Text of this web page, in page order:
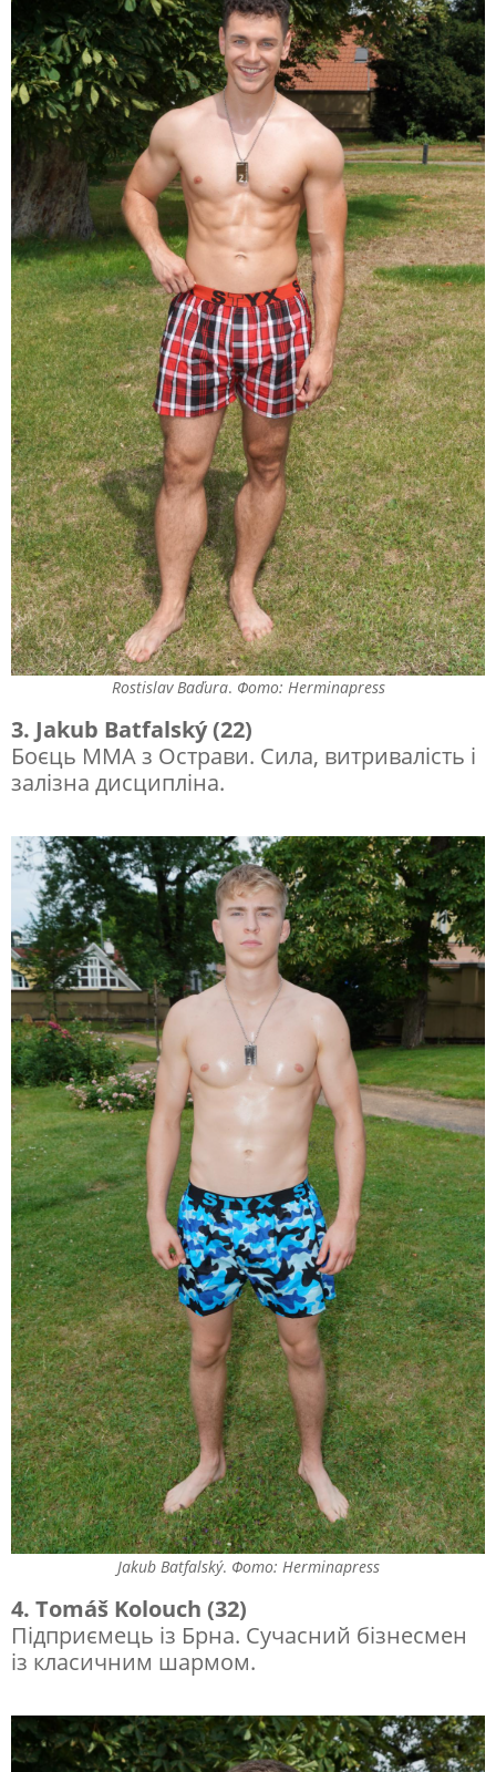
Rostislav Baďura. Фото: Herminapress
3. Jakub Batfalský (22)
Боєць MMA з Острави. Сила, витривалість і
залізна дисципліна.
Jakub Batfalský. Фото: Herminapress
4. Tomáš Kolouch (32)
Підприємець із Брна. Сучасний бізнесмен
із класичним шармом.